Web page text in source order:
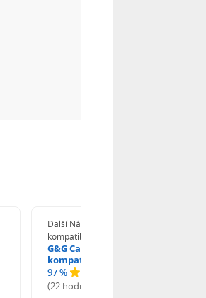
Další Náplně a tonery -
kompatibilní
G&G Canon 064 H M -
kompatibilní
97 %
(22 hodnocení)